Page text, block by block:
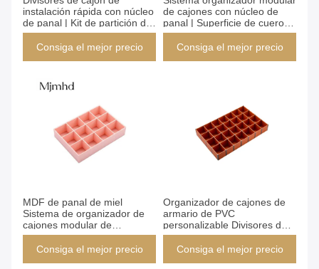
instalación rápida con núcleo
de panal | Kit de partición de
instalación rápida | MDF y
acabado de pintura mate |
Consiga el mejor precio
de cajones con núcleo de
panal | Superficie de cuero e
instalación sin herramientas |
Divisor de PVC
Consiga el mejor precio
MDF de panal de miel
Sistema de organizador de
cajones modular de
instalación rápida Diseño de
clip 2000mm X 60/90mm
Consiga el mejor precio
Organizador de cajones de
armario de PVC
personalizable Divisores de
cajones ajustables DIY
Superficie de cuero
Consiga el mejor precio